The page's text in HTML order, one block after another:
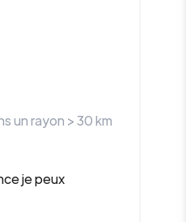
un rayon >30km
je peux